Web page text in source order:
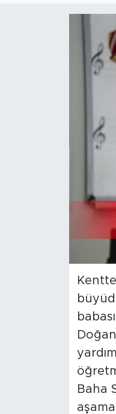
Baha
Özel Haber
Resmi İlanlar